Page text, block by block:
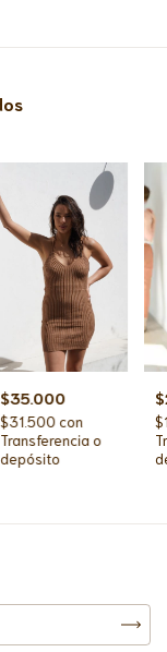
$35.000
$31.500con
Transferencia o
depósito